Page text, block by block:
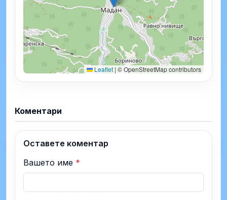
Leaflet | © OpenStreetMap contributors
Коментари
Оставете коментар
Вашето име *